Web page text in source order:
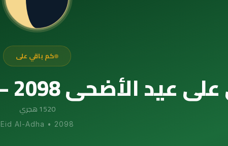
كم باقي على
2098 — العداد التنازلي الدقيق
1520 هجري
Eid Al-Adha • 2098